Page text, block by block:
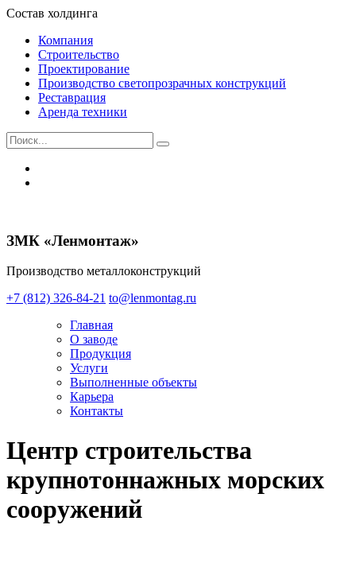
Состав холдинга
Компания
Строительство
Проектирование
Производство светопрозрачных конструкций
Реставрация
Аренда техники
ЗМК «Ленмонтаж»
Производство металлоконструкций
+7 (812) 326-84-21 to@lenmontag.ru
Главная
О заводе
Продукция
Услуги
Выполненные объекты
Карьера
Контакты
Центр строительства
крупнотоннажных морских
сооружений